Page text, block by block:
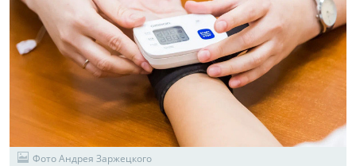
Фото Андрея Заржецкого